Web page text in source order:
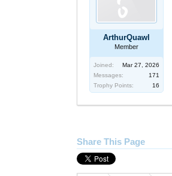
ArthurQuawl
Member
Joined:
Mar 27, 2026
Messages:
171
Trophy Points:
16
Share This Page